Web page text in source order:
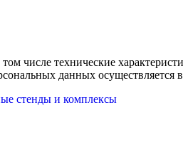
числе технические
данных
стенды и комплексы